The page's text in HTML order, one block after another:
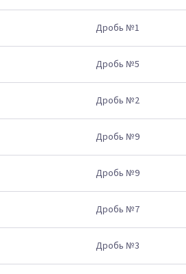
Дробь №1
Дробь №5
Дробь №2
Дробь №9
Дробь №9
Дробь №7
Дробь №3